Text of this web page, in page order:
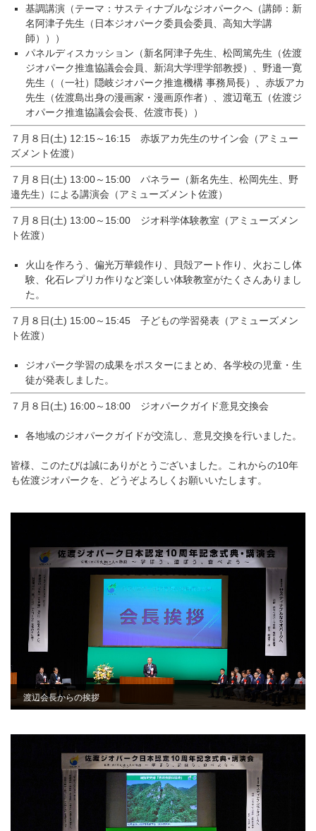
基調講演（テーマ：サスティナブルなジオパークへ（講師：新
名 阿津子先生（日本ジオパーク委員会委員、高知大学講
師）））
パネルディスカッション（新名阿津子先生、松岡篤先生（佐渡
ジオパーク推進協議会会員、新潟大学理学部教授）、野邉一寛
先生（
（一社）隠岐ジオパーク推進機構 事務局長）、赤坂アカ
先生（佐渡島出身の漫画家・漫画原作者）、 渡辺竜五（佐渡ジ
オパーク推進協議会会長、佐渡市長））
７月８日(土) 12:15～16:15 赤坂アカ先生のサイン会（アミュー
ズメント佐渡）
７月８日(土) 13:00～15:00 パネラー（新名先生、松岡先生、野
邉先生）による講演会（アミュ ーズメント佐渡）
７月８日(土) 13:00～15:00 ジオ科学体験教室（アミューズメン
ト佐渡）
火山を作ろう、偏光万華鏡作り、貝殻アート作り、 火おこし体
験、化石レプリカ作りなど楽しい体験教室がたくさんあ りまし
た。
７月８日(土) 15:00～15:45 子どもの学習発表（アミューズメン
ト佐渡）
ジオパーク学習の成果をポスターにまとめ、各学校の児童・生
徒が発表しました。
７月８日(土) 16:00～18:00 ジオパークガイド意見交換会
各地域のジオパークガイドが交流し、意見交換を行いました。
皆様、このたびは誠にありがとうございました。これからの10年
も佐渡ジオパークを、どうぞよろしくお願いいたします。
渡辺会長からの挨拶